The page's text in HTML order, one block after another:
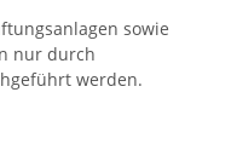
sowie
nur durch
werden.